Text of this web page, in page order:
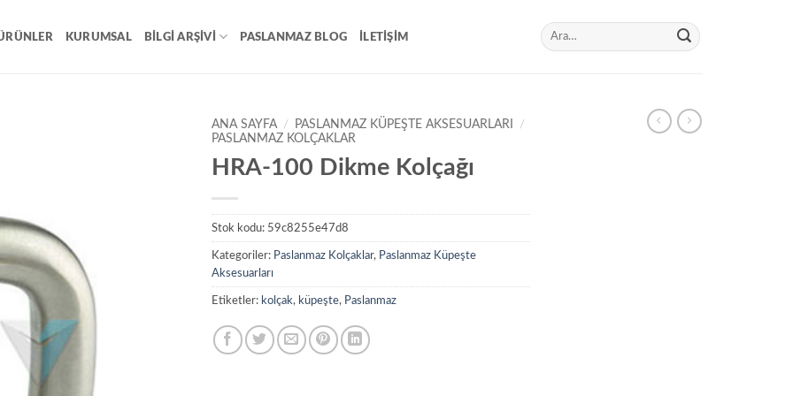
KURUMSAL BILGI ARŞIVI PASLANMAZ BLOG İLETIŞIM
Ara:
ANA SAYFA / PASLANMAZ KÜPEŞTE AKSESUARLARI
/
PASLANMAZ KOLÇAKLAR
HRA-100 Dikme Kolçağı
Stok kodu: 59c8255e47d8
Kategoriler: Paslanmaz Kolçaklar, Paslanmaz Küpeşte
Aksesuarları
Etiketler: kolçak, küpeşte, Paslanmaz